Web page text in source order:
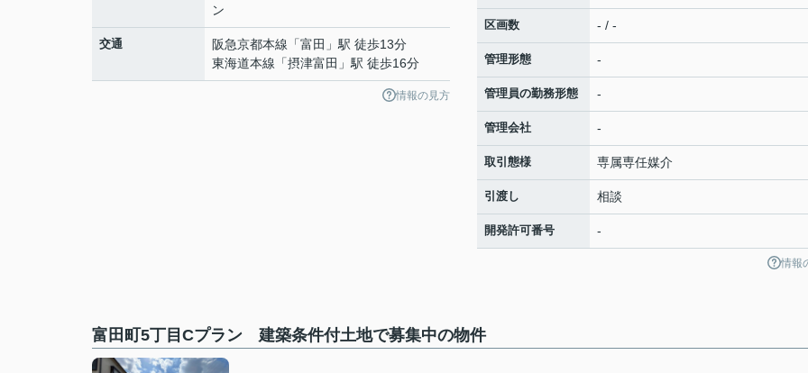
ン
交通 阪急京都本線 「富田 」駅 徒歩13分
東海道本線 「摂津富田 」駅 徒歩16分
情報の見方
区画数 - / -
管理形態 -
管理員の勤務形態 -
管理会社 -
取引態様 専属専任媒介
引渡し 相談
開発許可番号 -
情報
富田町5丁目Cプラン 建築条件付土地で募集中の物件